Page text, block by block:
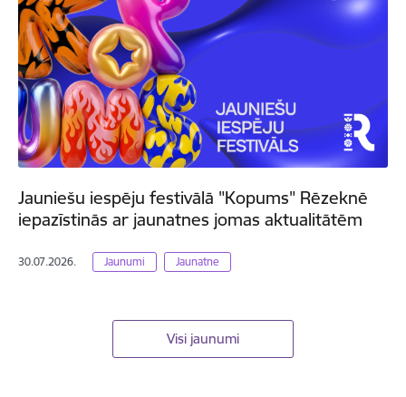
Jauniešu iespēju festivālā "Kopums" Rēzeknē
iepazīstinās ar jaunatnes jomas aktualitātēm
30.07.2026. Jaunumi Jaunatne
Visi jaunumi